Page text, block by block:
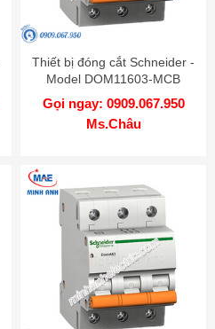
Thiết bị đóng cắt Schneider -
Model DOM11603-MCB
Gọi ngay: 0909.067.950
Ms.Châu